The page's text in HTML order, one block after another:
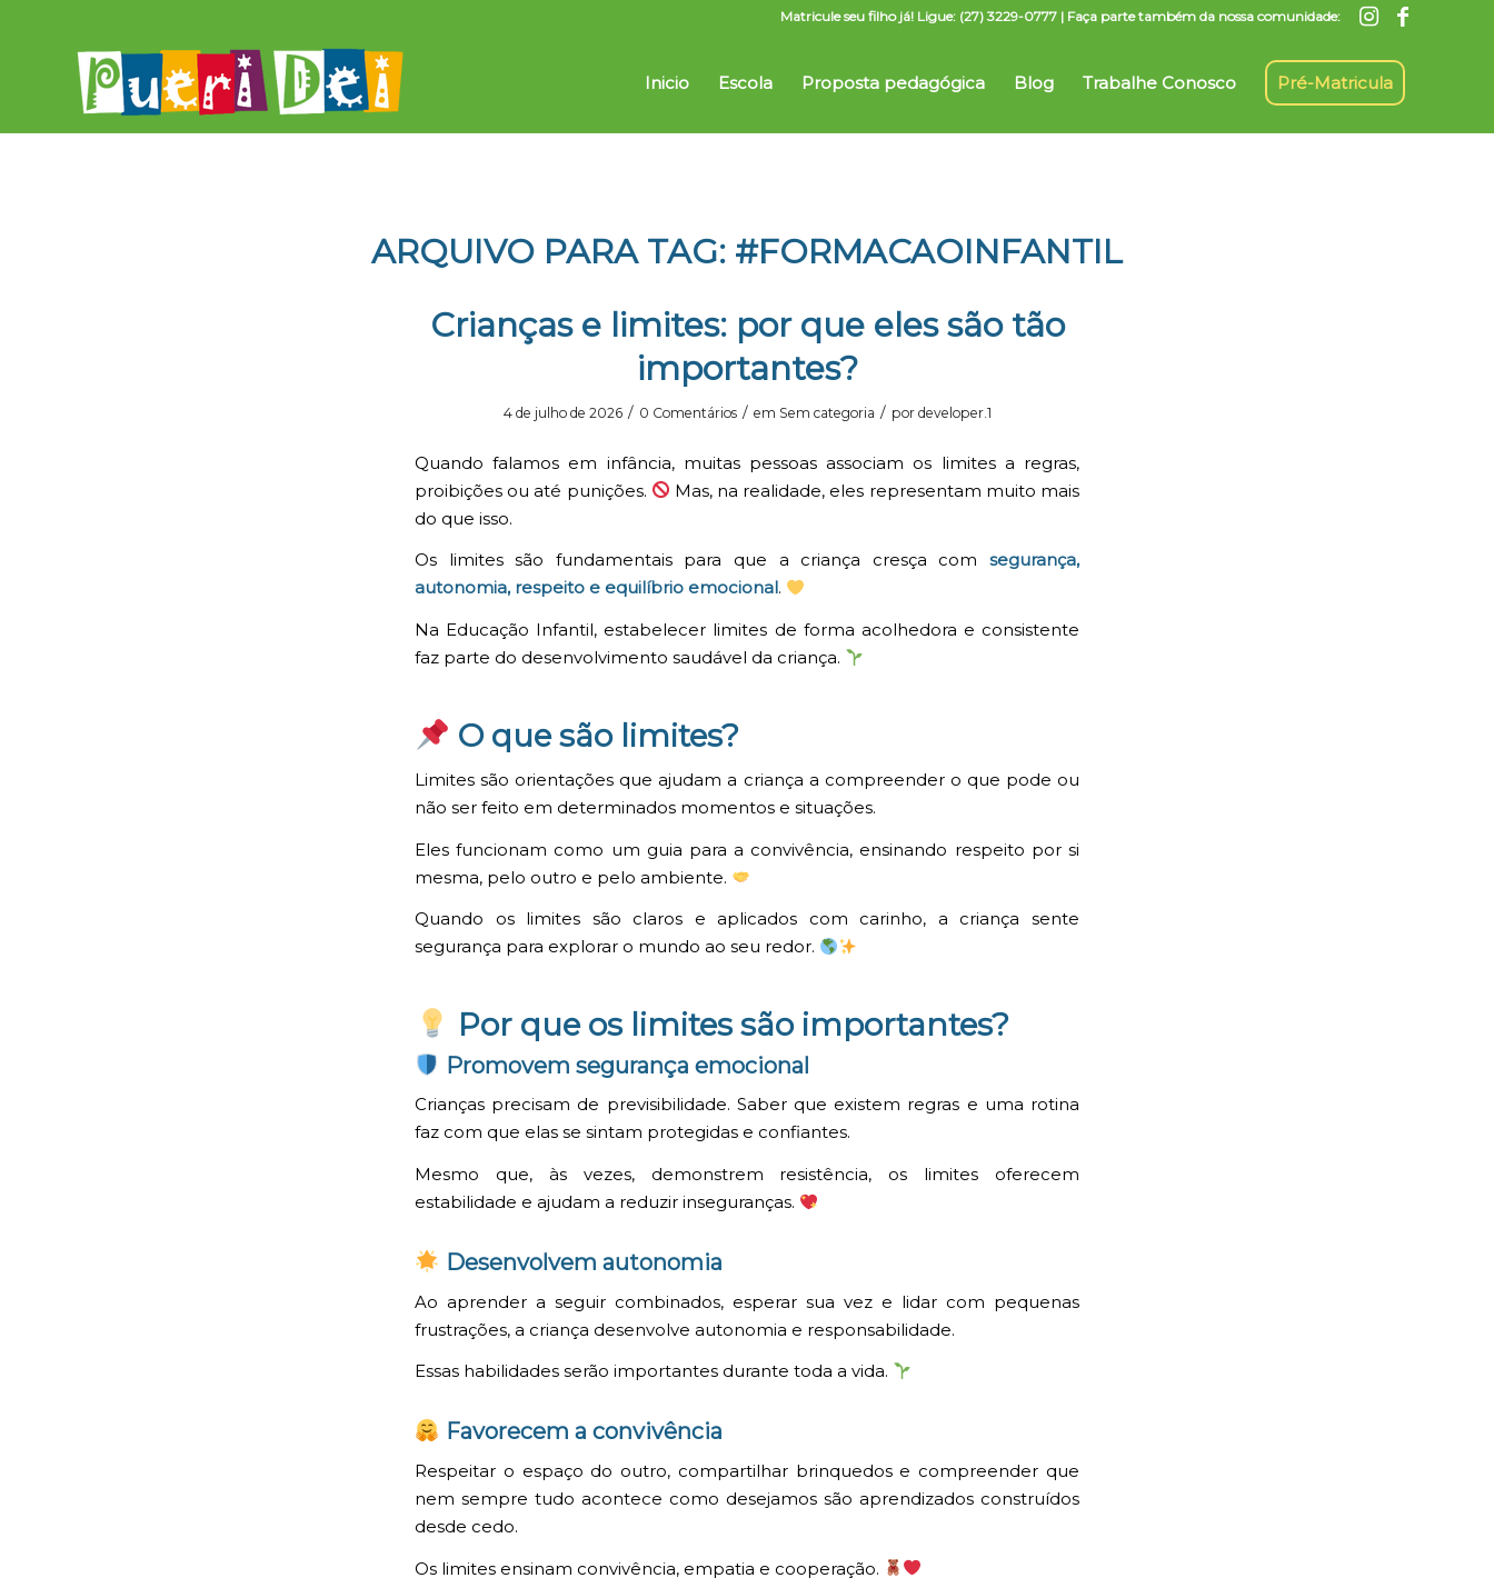
Matricule seu filho já! Ligue: (27) 3229-0777 | Faça parte também da nossa comunidade:
Inicio Escola Proposta pedagógica Blog Trabalhe Conosco Pré-Matricula
ARQUIVO PARA TAG: #FORMACAOINFANTIL
Crianças e limites: por que eles são tão
importantes?
4 de julho de 2026 / 0 Comentários / em Sem categoria / por developer.1
Quando falamos em infância, muitas pessoas associam os limites a regras,
proibições ou até punições.
Mas, na realidade, eles representam muito mais
do que isso.
Os limites são fundamentais para que a criança cresça com segurança,
autonomia, respeito e equilíbrio emocional .
Na Educação Infantil, estabelecer limites de forma acolhedora e consistente
faz parte do desenvolvimento saudável da criança.
O que são limites?
Limites são orientações que ajudam a criança a compreender o que pode ou
não ser feito em determinados momentos e situações.
Eles funcionam como um guia para a convivência, ensinando respeito por si
mesma, pelo outro e pelo ambiente.
Quando os limites são claros e aplicados com carinho, a criança sente
segurança para explorar o mundo ao seu redor.
Por que os limites são importantes?
Promovem segurança emocional
Crianças precisam de previsibilidade. Saber que existem regras e uma rotina
faz com que elas se sintam protegidas e confiantes.
Mesmo que, às vezes, demonstrem resistência, os limites oferecem
estabilidade e ajudam a reduzir inseguranças.
Desenvolvem autonomia
Ao aprender a seguir combinados, esperar sua vez e lidar com pequenas
frustrações, a criança desenvolve autonomia e responsabilidade.
Essas habilidades serão importantes durante toda a vida.
Favorecem a convivência
Respeitar o espaço do outro, compartilhar brinquedos e compreender que
nem sempre tudo acontece como desejamos são aprendizados construídos
desde cedo.
Os limites ensinam convivência, empatia e cooperação.